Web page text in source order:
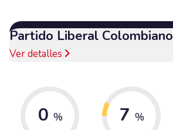
Partido Liberal Colombiano
Ver detalles
0 % 7 %